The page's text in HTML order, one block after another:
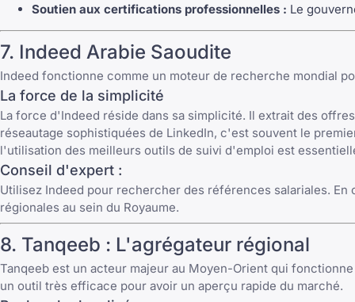
Soutien aux certifications professionnelles : Le
7. Indeed Arabie Saoudite
Indeed fonctionne comme un moteur de recherche mondial
La force de la simplicité
La force d'Indeed réside dans sa simplicité. Il extrait des
réseautage sophistiquées de LinkedIn, c'est souvent le
l'utilisation des meilleurs outils de suivi d'emploi est
Conseil d'expert :
Utilisez Indeed pour rechercher des références salariales.
régionales au sein du Royaume.
8. Tanqeeb : L'agrégateur régional
Tanqeeb est un acteur majeur au Moyen-Orient qui
un outil très efficace pour avoir un aperçu rapide du marché.